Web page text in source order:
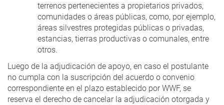
terrenos pertenecientes a propietarios privados,
comunidades o áreas públicas, como, por ejemplo,
áreas silvestres protegidas públicas o privadas,
estancias, tierras productivas o comunales, entre
otros.
Luego de la adjudicación de apoyo, en caso el postulante
no cumpla con la suscripción del acuerdo o convenio
correspondiente en el plazo establecido por WWF, se
reserva el derecho de cancelar la adjudicación otorgada y